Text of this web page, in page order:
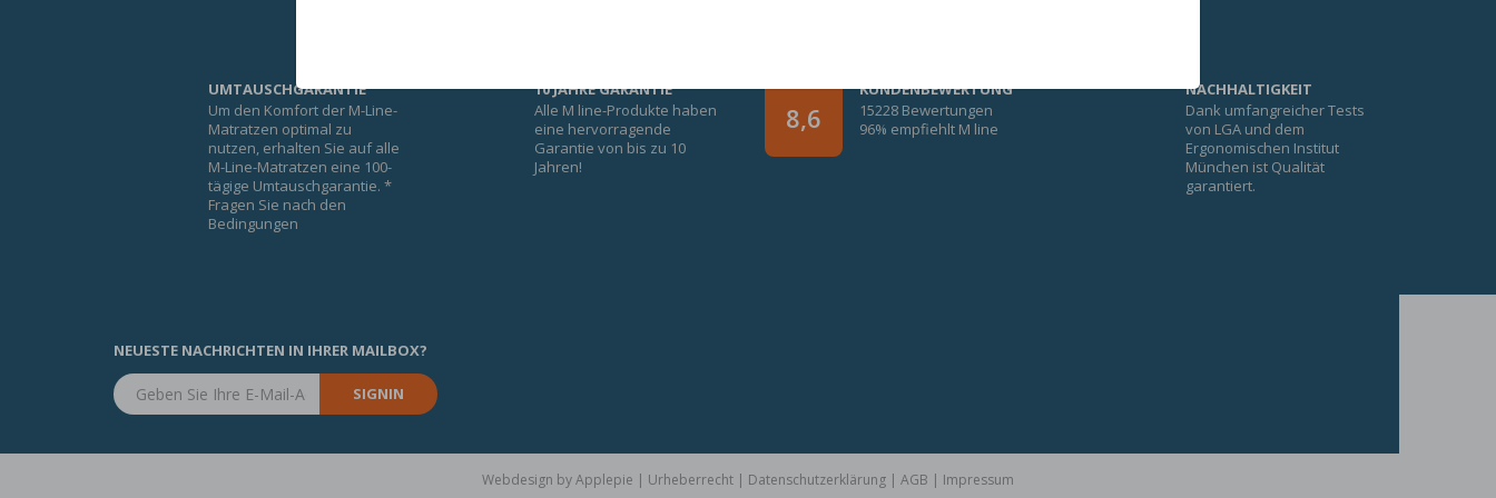
UMTAUSCHGARANTIE
Um den Komfort der M-Line-
Matratzen optimal zu
nutzen, erhalten Sie auf alle
M-Line-Matratzen eine 100-
tägige Umtauschgarantie. *
Fragen Sie nach den
Bedingungen
10 JAHRE GARANTIE
Alle M line-Produkte haben
eine hervorragende
Garantie von bis zu 10
Jahren!
8,6
KUNDENBEWERTUNG
15228 Bewertungen
96% empfiehlt M line
NACHHALTIGKEIT
Dank umfangreicher Tests
von LGA und dem
Ergonomischen Institut
München ist Qualität
garantiert.
NEUESTE NACHRICHTEN IN IHRER MAILBOX?
SIGNIN
Webdesign byApplepie | Urheberrecht | Datenschutzerklärung | AGB | Impressum